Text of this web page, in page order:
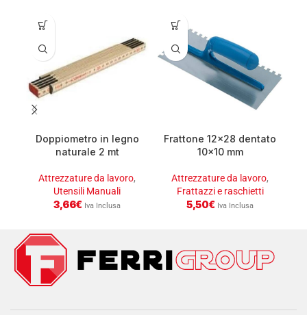
Doppiometro in legno
naturale 2 mt
Attrezzature da lavoro,
Utensili Manuali
3,66€ Iva Inclusa
Frattone 12×28 dentato
10×10 mm
Attrezzature da lavoro,
Frattazzi e raschietti
5,50€ Iva Inclusa